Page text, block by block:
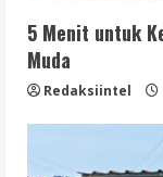
5 Menit untuk
Muda
Redaksiintel